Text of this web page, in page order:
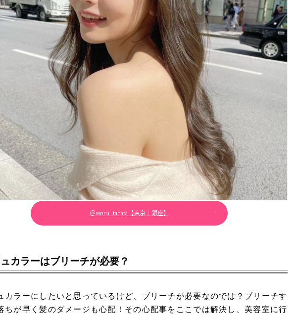
＠renna_tanata【東京｜銀座】
カラーはブリーチが必要？
カラーにしたいと思っているけど、ブリーチが必要なのでは？ブリーチす
ちが早く髪のダメージも心配！その心配事をここでは解決し、美容室に行